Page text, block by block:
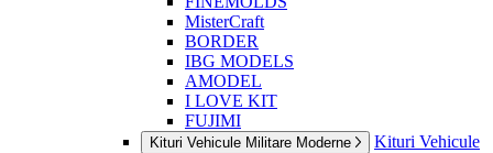
MisterCraft
BORDER
IBG MODELS
AMODEL
I LOVE KIT
FUJIMI
Kituri Vehicule Militare Moderne
Kituri Vehicule